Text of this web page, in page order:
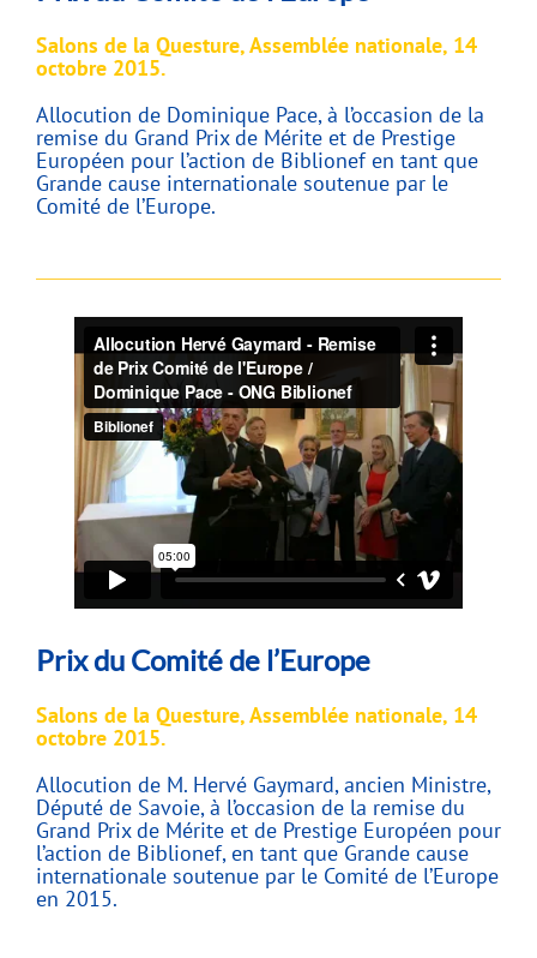
Salons de la Questure, Assemblée nationale, 14
octobre 2015.
Allocution de Dominique Pace, à l’occasion de la
remise du Grand Prix de Mérite et de Prestige
Européen pour l’action de Biblionef en tant que
Grande cause internationale soutenue par le
Comité de l’Europe.
Prix du Comité de l’Europe
Salons de la Questure, Assemblée nationale, 14
octobre 2015.
Allocution de M. Hervé Gaymard, ancien Ministre,
Député de Savoie, à l’occasion de la remise du
Grand Prix de Mérite et de Prestige Européen pour
l’action de Biblionef, en tant que Grande cause
internationale soutenue par le Comité de l’Europe
en 2015.